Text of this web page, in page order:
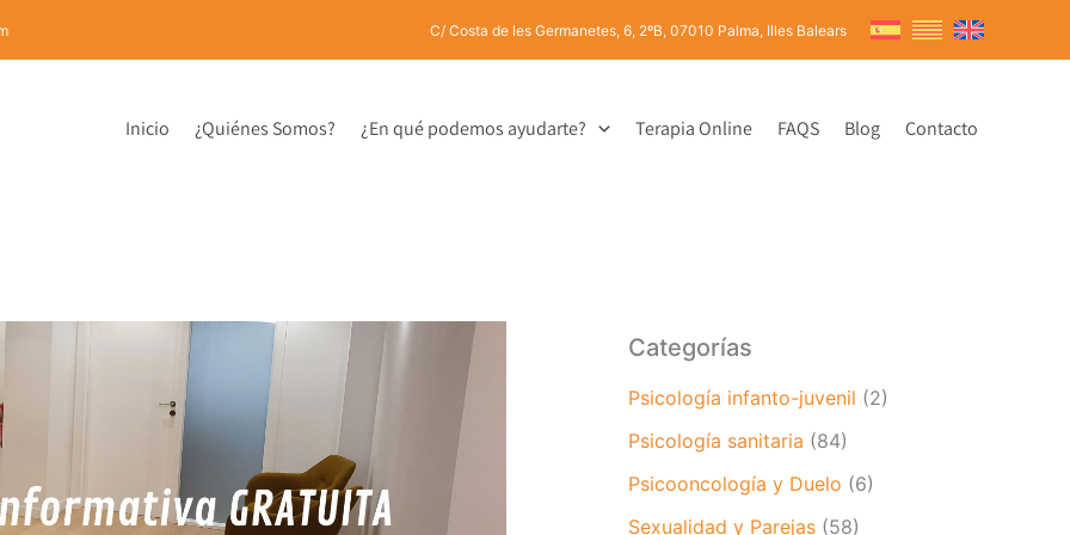
C/ Costa de les Germanetes, 6, 2ºB, 07010 Palma, Illes Balears
Inicio ¿Quiénes Somos? ¿En qué podemos ayudarte? Terapia Online FAQS Blog Contacto
Categorías
Psicología infanto-juvenil (2)
Psicología sanitaria (84)
Psicooncología y Duelo (6)
Sexualidad y Parejas (58)